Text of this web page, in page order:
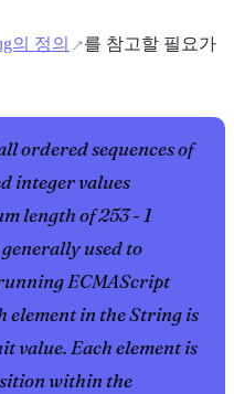
의 정의
를 참고할 필요가
ordered sequences of
integer values
length of 253 - 1
used to
ECMAScript
element in the String is
value. Each element is
within the